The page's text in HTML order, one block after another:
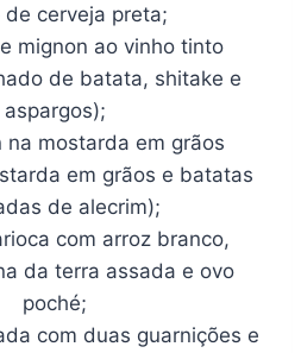
de cerveja preta;
mignon ao vinho tinto
de batata, shitake e
aspargos);
na mostarda em grãos
em grãos e batatas
de alecrim);
com arroz branco,
da terra assada e ovo
poché;
com duas guarnições e